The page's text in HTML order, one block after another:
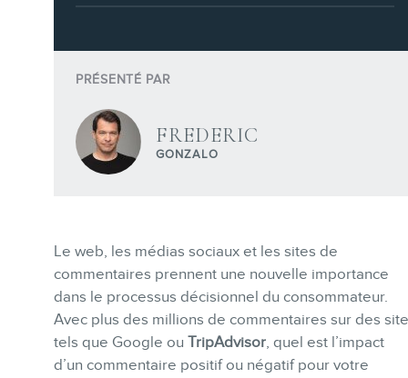
Formations marketing de
Audits web (SEO) et IA (GEO)
BOUTIQUE
PRÉSENTÉ PAR
FREDERIC
GONZALO
Le web, les médias sociaux et les sites de
commentaires prennent une nouvelle importance
dans le processus décisionnel du consommateur.
Avec plus des millions de commentaires sur des
tels que Google ou TripAdvisor, quel est l’impact
d’un commentaire positif ou négatif pour votre